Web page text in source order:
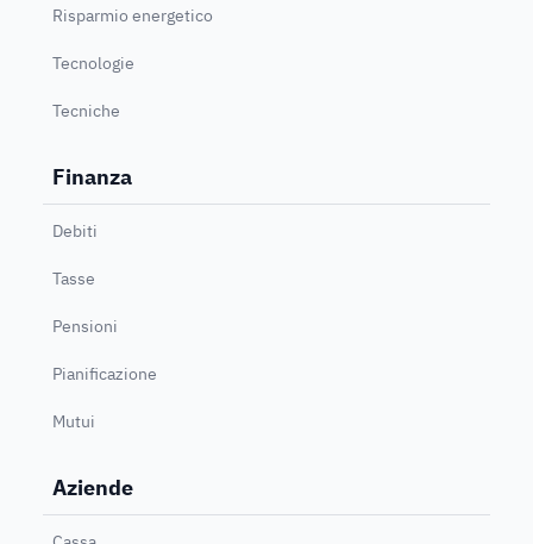
Risparmio energetico
Tecnologie
Tecniche
Finanza
Debiti
Tasse
Pensioni
Pianificazione
Mutui
Aziende